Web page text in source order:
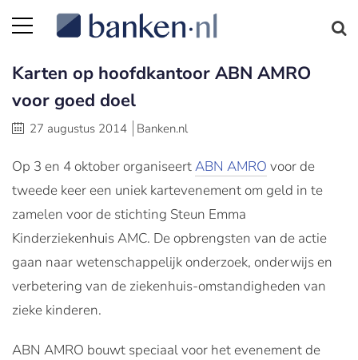
Karten op hoofdkantoor ABN AMRO
voor goed doel
27 augustus 2014 Banken.nl
Op 3 en 4 oktober organiseertABN AMRO voor de
tweede keer een uniek kartevenement om geld in te
zamelen voor de stichting Steun Emma
Kinderziekenhuis AMC. De opbrengsten van de actie
gaan naar wetenschappelijk onderzoek, onderwijs en
verbetering van de ziekenhuis-omstandigheden van
zieke kinderen.
ABN AMRO bouwt speciaal voor het evenement de